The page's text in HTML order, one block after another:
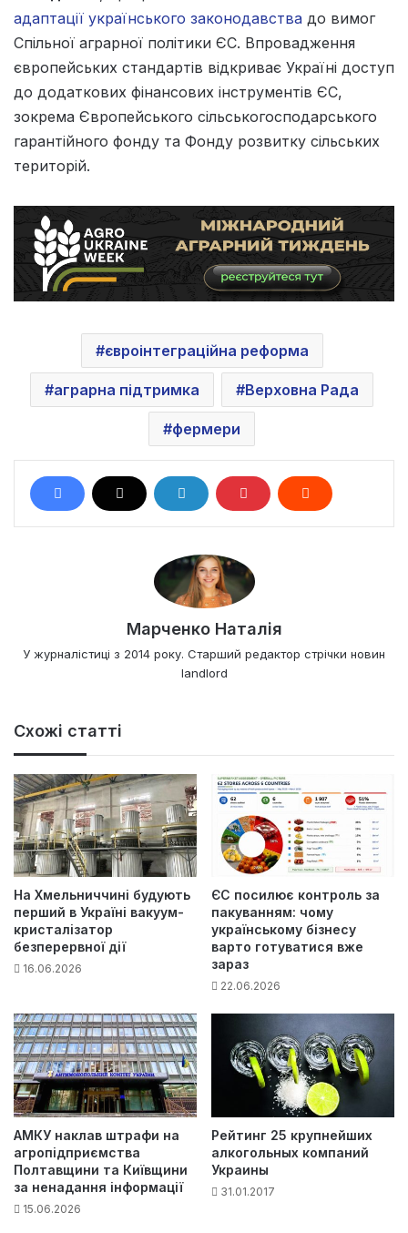
адаптації українського законодавства до вимог
Спільної аграрної політики ЄС. Впровадження
європейських стандартів відкриває Україні доступ
до додаткових фінансових інструментів ЄС,
зокрема Європейського сільськогосподарського
гарантійного фонду та Фонду розвитку сільських
територій.
євроінтеграційна реформа
аграрна підтримка Верховна Рада
фермери
Марченко Наталія
У журналістиці з 2014 року. Старший редактор стрічки новин
landlord
Схожі статті
На Хмельниччині будують
перший в Україні вакуум-
кристалізатор
безперервної дії
16.06.2026
ЄС посилює контроль за
пакуванням: чому
українському бізнесу
варто готуватися вже
зараз
22.06.2026
АМКУ наклав штрафи на
агропідприємства
Полтавщини та Київщини
за ненадання інформації
15.06.2026
Рейтинг 25 крупнейших
алкогольных компаний
Украины
31.01.2017